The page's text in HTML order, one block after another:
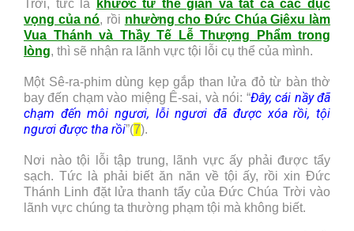
Trời, tức là
khước từ thế gian và tất cả các dục
vọng của nó, rồi nhường cho Đức Chúa Giêxu làm
Vua Thánh và Thầy Tế Lễ Thượng Phẩm trong
lòng, thì sẽ nhận ra lãnh vực tội lỗi cụ thể của mình.
Một Sê-ra-phim dùng kẹp gắp than lửa đỏ từ bàn thờ
bay đến chạm vào miệng Ê-sai, và nói: “Đây, cái nầy đã
chạm đến môi ngươi, lỗi ngươi đã được xóa rồi, tội
ngươi được tha rồi”(7).
Nơi nào tội lỗi tập trung, lãnh vực ấy phải được tẩy
sạch. Tức là phải biết ăn năn về tội ấy, rồi xin Đức
Thánh Linh đặt lửa thanh tẩy của Đức Chúa Trời vào
lãnh vực chúng ta thường phạm tội mà không biết.